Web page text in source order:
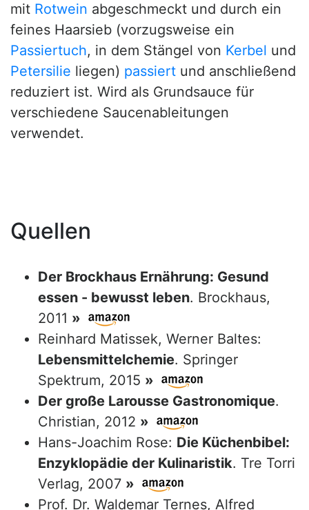
mit Rotwein abgeschmeckt und durch ein
feines Haarsieb (vorzugsweise ein
Passiertuch, in dem Stängel von Kerbel und
Petersilie liegen) passiert und anschließend
reduziert ist. Wird als Grundsauce für
verschiedene Saucenableitungen
verwendet.
Quellen
Der Brockhaus Ernährung: Gesund
essen - bewusst leben. Brockhaus,
2011 »
Reinhard Matissek, Werner Baltes:
Lebensmittelchemie. Springer
Spektrum, 2015 »
Der große Larousse Gastronomique.
Christian, 2012 »
Hans-Joachim Rose: Die Küchenbibel:
Enzyklopädie der Kulinaristik. Tre Torri
Verlag, 2007 »
Prof. Dr. Waldemar Ternes, Alfred